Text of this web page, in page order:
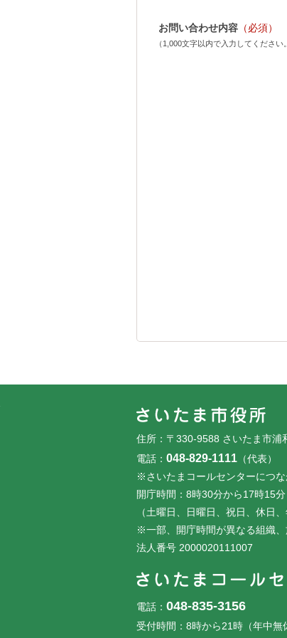
お問い合わせ内容 （必須）
（1,000文字以内で入力してください
住所：〒330-9588 さいたま市浦
電話： 048-829-1111 （代表）
※さいたまコールセンターにつな
開庁時間：8時30分から17時15分
（土曜日、日曜日、祝日、休日
※一部、開庁時間が異なる組織、
法人番号 2000020111007
電話： 048-835-3156
受付時間：8時から21時（年中無